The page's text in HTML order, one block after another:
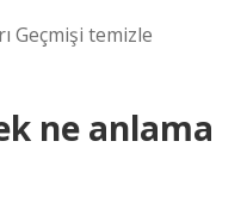
Geçmişi temizle
ne anlama